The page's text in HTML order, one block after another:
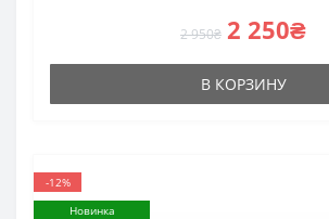
2 950₴ 2 250₴
В КОРЗИНУ
-12%
Новинка